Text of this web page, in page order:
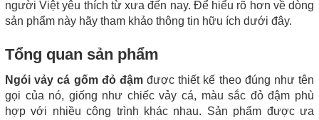
người Việt yêu thích từ xưa đến nay. Để hiểu rõ hơn về dòng
sản phẩm này hãy tham khảo thông tin hữu ích dưới đây.
Tổng quan sản phẩm
Ngói vảy cá gốm đỏ đậmđược thiết kế theo đúng như tên
gọi của nó, giống như chiếc vảy cá, màu sắc đỏ đậm phù
hợp với nhiều công trình khác nhau. Sản phẩm được ưa